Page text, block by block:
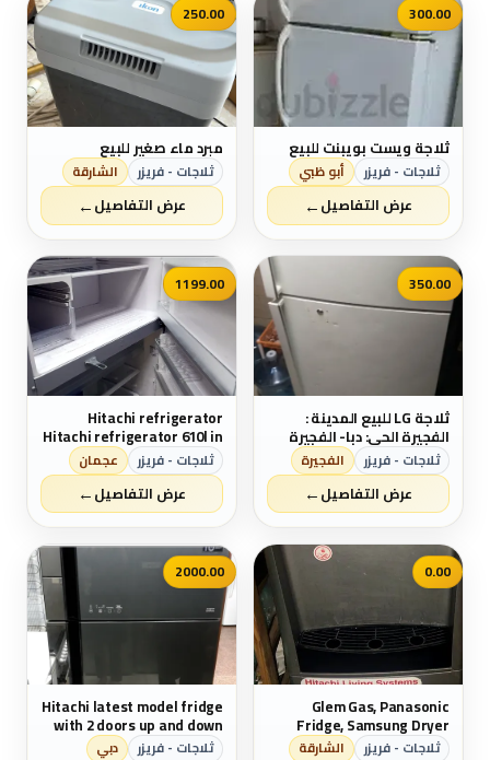
300.00
ثلاجة ويست بويبنت للبيع
ثلاجات - فريزر أبو ظبي
عرض التفاصيل←
250.00
مبرد ماء صغير للبيع
ثلاجات - فريزر الشارقة
عرض التفاصيل←
350.00
ثلاجة LG للبيع المدينة :
الفجيرة الحي: دبا- الفجيرة
النوع: ثلاجات الماركة: ال جي
الحالة: مستعمل السعر:
350درهم
ثلاجات - فريزر الفجيرة
عرض التفاصيل←
1199.00
Hitachi refrigerator
Hitachi refrigerator 610l in
very good condition
المدينة : عجمان الحي:
عجمان وسط المدينة النوع:
مطابخ السعر: 1,200درهم
ثلاجات - فريزر عجمان
عرض التفاصيل←
0.00
Glem Gas, Panasonic
Fridge, Samsung Dryer
Glem Gas 5 burner @ AED.
ثلاجات - فريزر الشارقة
2000.00
Hitachi latest model fridge
with 2 doors up and down
ثلاجات - فريزر دبي